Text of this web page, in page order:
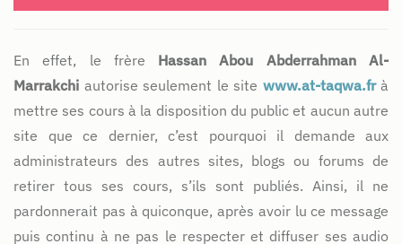
En effet, le frère Hassan Abou Abderrahman Al-
Marrakchi autorise seulement le site www.at-taqwa.frà
mettre ses cours à la disposition du public et aucun autre
site que ce dernier, c’est pourquoi il demande aux
administrateurs des autres sites, blogs ou forums de
retirer tous ses cours, s’ils sont publiés. Ainsi, il ne
pardonnerait pas à quiconque, après avoir lu ce message
puis continu à ne pas le respecter et diffuser ses audio